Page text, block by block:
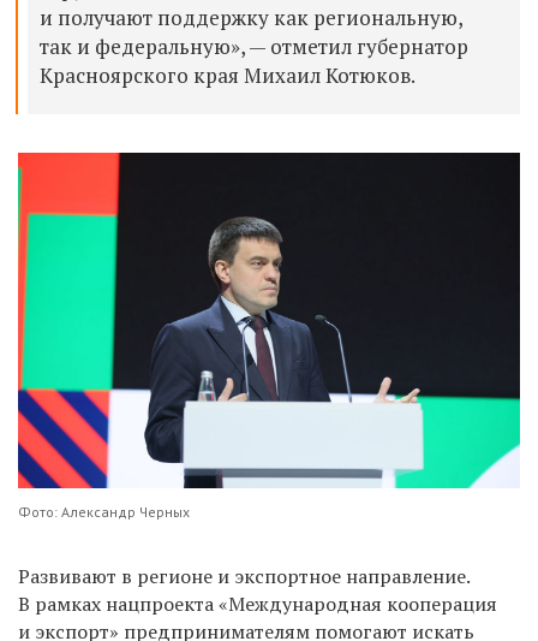
и получают поддержку как региональную,
так и федеральную», — отметил губернатор
Красноярского края Михаил Котюков.
Фото: Александр Черных
Развивают в регионе и экспортное направление.
В рамках нацпроекта «Международная кооперация
и экспорт» предпринимателям помогают искать